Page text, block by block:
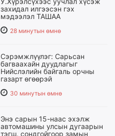
захидал илгээсэн гэх
мэдээлэл ТАШАА
28 минутын өмнө
Сэрэмжлүүлэг: Сарьсан
багваахайн дуудлагыг
Нийслэлийн байгаль орчны
газарт өгөөрэй
30 минутын өмнө
Энэ сарын 15-наас эхэлж
автомашины улсын дугаарын
тэгш, сондгойгоор замын